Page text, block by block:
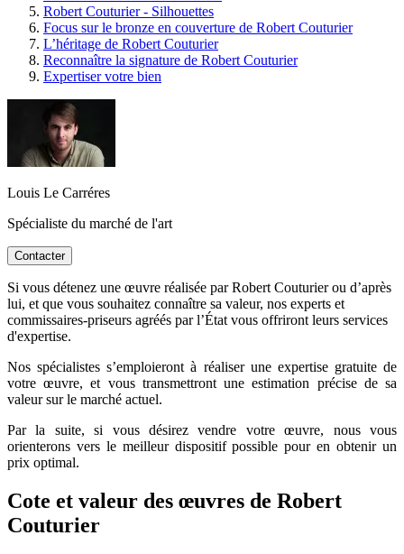
Robert Couturier - Silhouettes
Focus sur le bronze en couverture de Robert Couturier
L’héritage de Robert Couturier
Reconnaître la signature de Robert Couturier
Expertiser votre bien
Louis Le Carréres
Spécialiste du marché de l'art
Contacter
Si vous détenez une œuvre réalisée par Robert Couturier ou d’après
lui, et que vous souhaitez connaître sa valeur, nos experts et
commissaires-priseurs agréés par l’État vous offriront leurs services
d'expertise.
Nos spécialistes s’emploieront à réaliser une expertise gratuite de
votre œuvre, et vous transmettront une estimation précise de sa
valeur sur le marché actuel.
Par la suite, si vous désirez vendre votre œuvre, nous vous
orienterons vers le meilleur dispositif possible pour en obtenir un
prix optimal.
Cote et valeur des œuvres de Robert
Couturier